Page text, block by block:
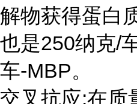
解物获得蛋白
也是250纳克/
车-MBP。
交叉抗应:在质